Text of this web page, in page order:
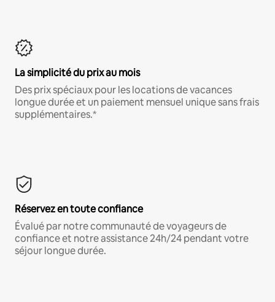
La simplicité du prix au mois
Des prix spéciaux pour les locations de vacances
longue durée et un paiement mensuel unique sans frais
supplémentaires.*
Réservez en toute confiance
Évalué par notre communauté de voyageurs de
confiance et notre assistance 24h/24 pendant votre
séjour longue durée.